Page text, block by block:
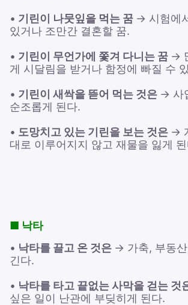
• 기린이 나뭇잎을 먹는 꿈 → 시험에
있거나 조만간 결혼할 꿈.
• 기린이 무언가에 쫓겨 다니는 꿈 →
게 시달림을 받거나 함정에 빠질 수
• 기린이 새싹을 뜯어 먹는 것은 → 사
순조롭게 된다.
• 도망치고 있는 기린을 보는 것은 →
대로 이루어지지 않고 재물을 잃게
■ 낙타
• 낙타를 끌고 온 것은 → 가축, 부동
긴다.
• 낙타를 타고 끝없는 사막을 걷는 것
싶은 일이 난관에 부딪히게 된다.